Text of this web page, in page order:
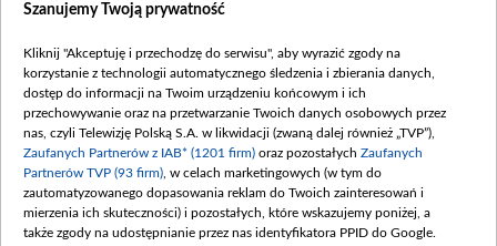
Opinie
Białoruś / Polska
Czytelnia
Centrum Europy
O nas
Kontakt
Informacje o nadawcy
Szanujemy Twoją prywatność
Kliknij "Akceptuję i przechodzę do serwisu", aby wyrazić zgody na
korzystanie z technologii automatycznego śledzenia i zbierania danych,
dostęp do informacji na Twoim urządzeniu końcowym i ich
przechowywanie oraz na przetwarzanie Twoich danych osobowych przez
nas, czyli Telewizję Polską S.A. w likwidacji (zwaną dalej również „TVP”),
Zaufanych Partnerów z IAB* (1201 firm) oraz pozostałych Zaufanych
Partnerów TVP (93 firm) , w celach marketingowych (w tym do
zautomatyzowanego dopasowania reklam do Twoich zainteresowań i
mierzenia ich skuteczności) i pozostałych, które wskazujemy poniżej, a
także zgody na udostępnianie przez nas identyfikatora PPID do Google.